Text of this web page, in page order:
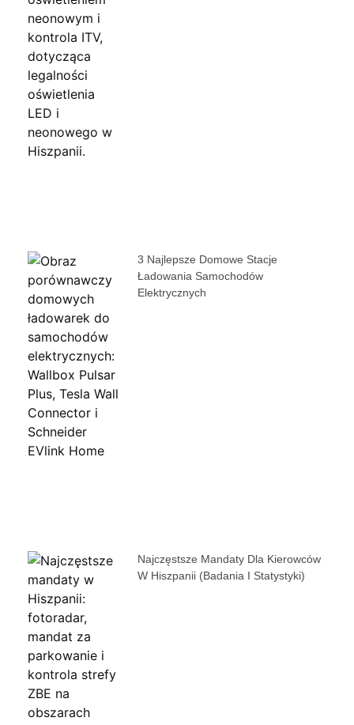
3 Najlepsze Domowe Stacje
Ładowania Samochodów
Elektrycznych
Najczęstsze Mandaty Dla Kierowców
W Hiszpanii (badania I Statystyki)